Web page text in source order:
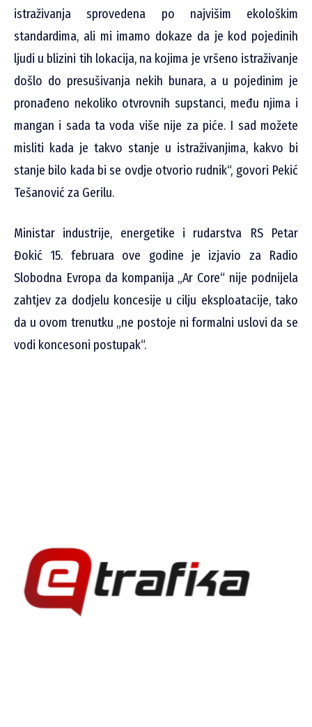
istraživanja sprovedena po najvišim ekološkim
standardima, ali mi imamo dokaze da je kod pojedinih
ljudi u blizini tih lokacija, na kojima je vršeno istraživanje
došlo do presušivanja nekih bunara, a u pojedinim je
pronađeno nekoliko otvrovnih supstanci, među njima i
mangan i sada ta voda više nije za piće. I sad možete
misliti kada je takvo stanje u istraživanjima, kakvo bi
stanje bilo kada bi se ovdje otvorio rudnik“, govori Pekić
Tešanović za Gerilu.
Ministar industrije, energetike i rudarstva RS Petar
Đokić 15. februara ove godine je izjavio za Radio
Slobodna Evropa da kompanija „Ar Core“ nije podnijela
zahtjev za dodjelu koncesije u cilju eksploatacije, tako
da u ovom trenutku „ne postoje ni formalni uslovi da se
vodi koncesoni postupak“.